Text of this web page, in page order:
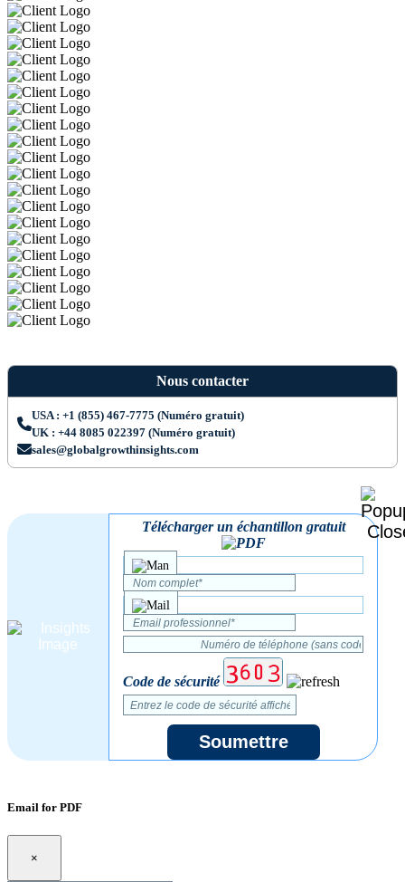
Nous contacter
USA : +1 (855) 467-7775 (Numéro gratuit)
UK : +44 8085 022397 (Numéro gratuit)
sales@globalgrowthinsights.com
Télécharger un échantillon gratuit
Code de sécurité
Soumettre
Email for PDF
×